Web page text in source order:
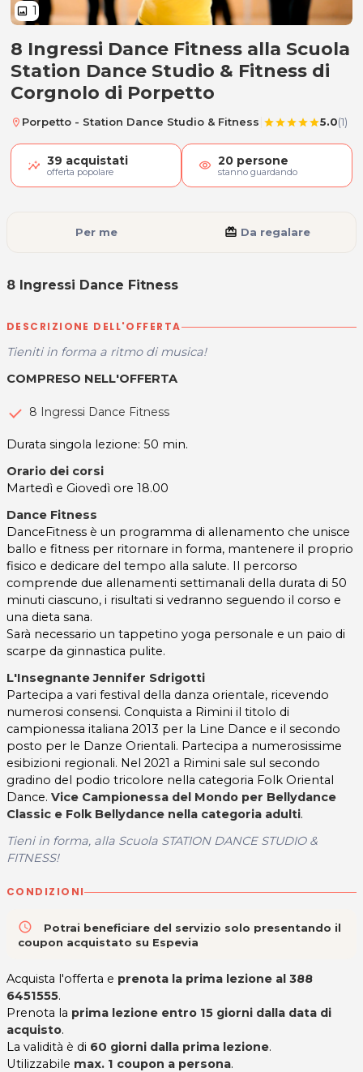
image 1
8 Ingressi Dance Fitness
8 Ingressi Dance Fitness alla Scuola
Station Dance Studio & Fitness di
Corgnolo di Porpetto
location_on Porpetto - Station Dance Studio & Fitness starstarstarstarstar5.0(1)
39 acquistati
offerta popolare visibility 20 persone
stanno guardando
8 Ingressi Dance Fitness
Per me card_giftcard Da regalare
DESCRIZIONE DELL'OFFERTA
Tieniti in forma a ritmo di musica!
COMPRESO NELL'OFFERTA
8 Ingressi Dance Fitness
Durata singola lezione: 50 min.
Orario dei corsi
Martedì e Giovedì ore 18.00
Dance Fitness
DanceFitness è un programma di allenamento che unisce
ballo e fitness per ritornare in forma, mantenere il proprio
fisico e dedicare del tempo alla salute. Il percorso
comprende due allenamenti settimanali della durata di 50
minuti ciascuno, i risultati si vedranno seguendo il corso e
una dieta sana.
Sarà necessario un tappetino yoga personale e un paio di
scarpe da ginnastica pulite.
L'Insegnante Jennifer Sdrigotti
Partecipa a vari festival della danza orientale, ricevendo
numerosi consensi. Conquista a Rimini il titolo di
campionessa italiana 2013 per la Line Dance e il secondo
posto per le Danze Orientali. Partecipa a numerosissime
esibizioni regionali. Nel 2021 a Rimini sale sul secondo
gradino del podio tricolore nella categoria Folk Oriental
Dance. Vice Campionessa del Mondo per Bellydance
Classic e Folk Bellydance nella categoria adulti.
Tieni in forma, alla Scuola STATION DANCE STUDIO &
FITNESS!
CONDIZIONI
access_time
Potrai beneficiare del servizio solo presentando il
coupon acquistato su Espevia
Acquista l'offerta e prenota la prima lezione al 388
6451555.
Prenota la prima lezione entro 15 giorni dalla data di
acquisto.
La validità è di 60 giorni dalla prima lezione.
Utilizzabile max. 1 coupon a persona.